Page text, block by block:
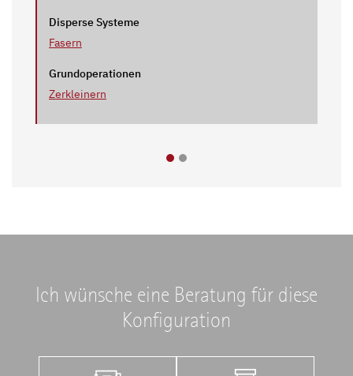
Disperse Systeme
Fasern
Grundoperationen
Zerkleinern
Ich wünsche eine Beratung für diese
Konfiguration